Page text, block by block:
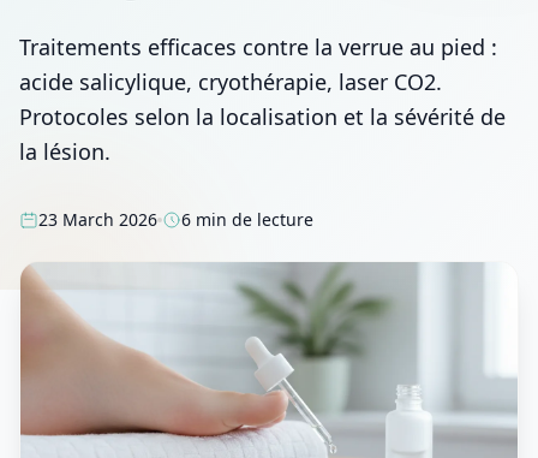
Traitements efficaces contre la verrue au pied :
acide salicylique, cryothérapie, laser CO2.
Protocoles selon la localisation et la sévérité de
la lésion.
23 March 2026 6 min de lecture